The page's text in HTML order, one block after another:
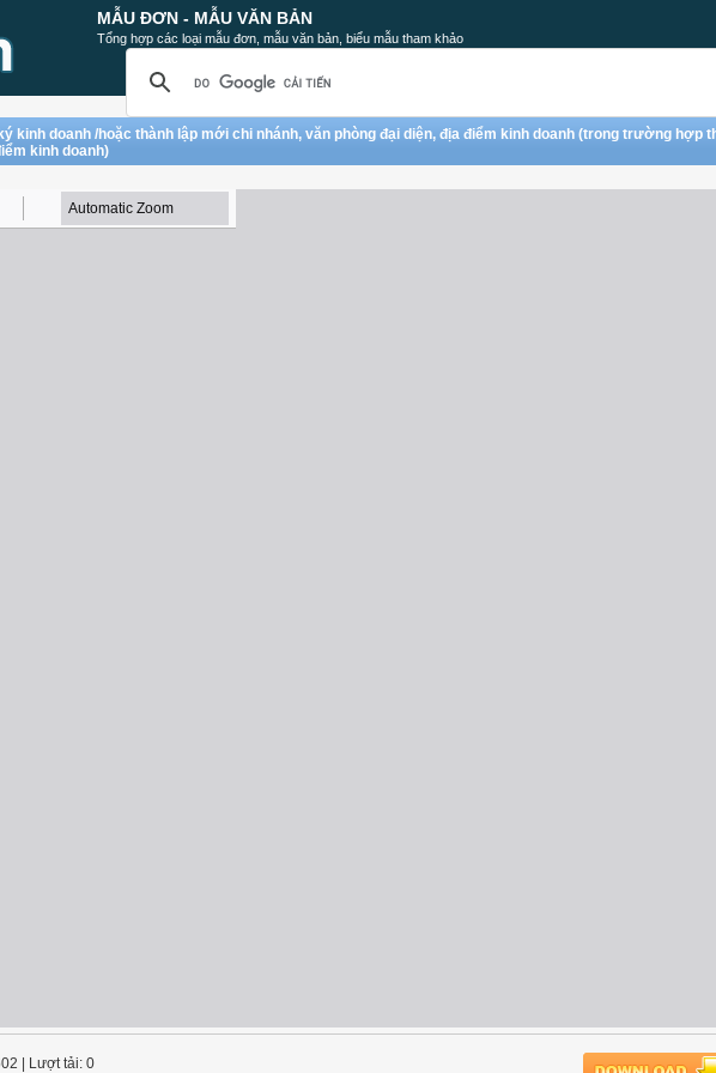
MẪU ĐƠN - MẪU VĂN BẢN
Tổng hợp các loại mẫu đơn, mẫu văn bản, biểu mẫu tham khảo
kinh doanh /hoặc thành lập mới chi nhánh, văn phòng đại diện, địa điểm kinh doanh (trong trường hợp
kinh doanh)
| Lượt tải: 0